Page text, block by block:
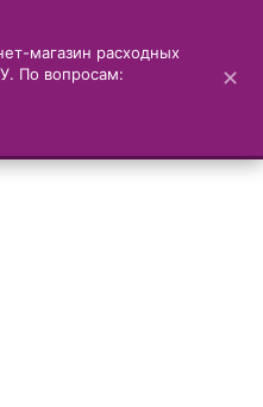
магазин расходных
По вопросам:
✕